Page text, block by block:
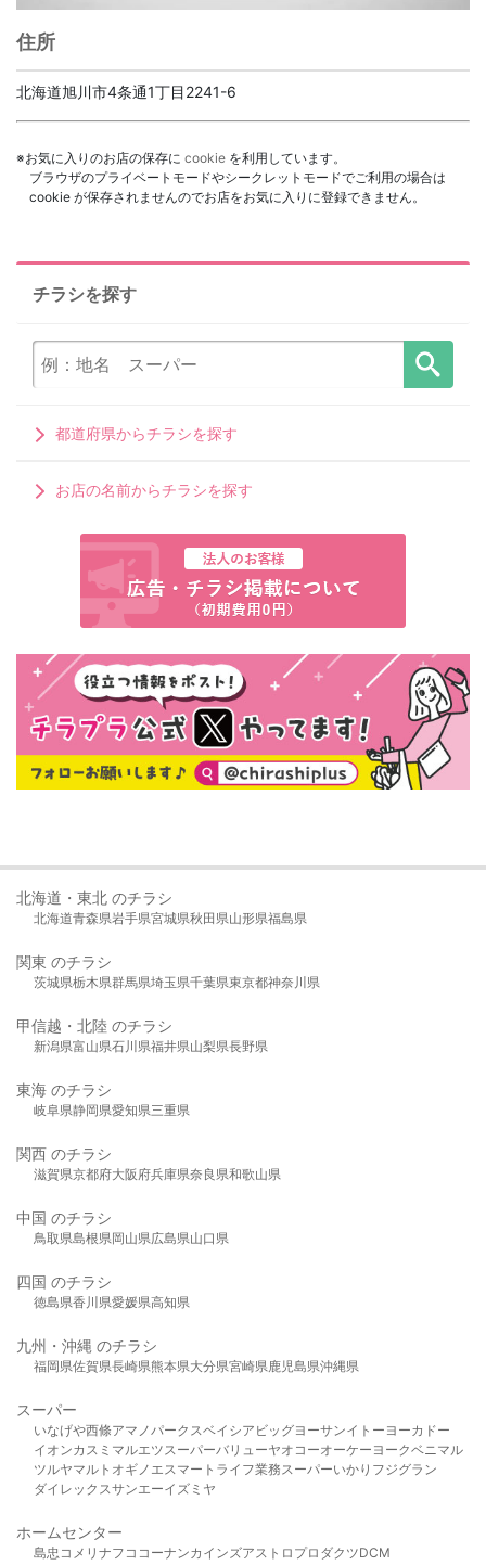
住所
北海道旭川市4条通1丁目2241-6
※お気に入りのお店の保存に cookie を利用しています。
ブラウザのプライベートモードやシークレットモードでご利用の場合は
cookie が保存されませんのでお店をお気に入りに登録できません。
チラシを探す
都道府県からチラシを探す
お店の名前からチラシを探す
北海道・東北 のチラシ
北海道青森県岩手県宮城県秋田県山形県福島県
関東 のチラシ
茨城県栃木県群馬県埼玉県千葉県東京都神奈川県
甲信越・北陸 のチラシ
新潟県富山県石川県福井県山梨県長野県
東海 のチラシ
岐阜県静岡県愛知県三重県
関西 のチラシ
滋賀県京都府大阪府兵庫県奈良県和歌山県
中国 のチラシ
鳥取県島根県岡山県広島県山口県
四国 のチラシ
徳島県香川県愛媛県高知県
九州・沖縄 のチラシ
福岡県佐賀県長崎県熊本県大分県宮崎県鹿児島県沖縄県
スーパー
いなげや西條アマノパークスベイシア ビッグヨーサンイトーヨーカドー
イオンカスミ マルエツスーパーバリューヤオコーオーケー ヨークベニマル
ツルヤマルト オギノ エスマート ライフ業務スーパーいかり フジグラン
ダイレックスサンエーイズミヤ
ホームセンター
島忠 コメリ ナフコ コーナンカインズアストロプロダクツDCM